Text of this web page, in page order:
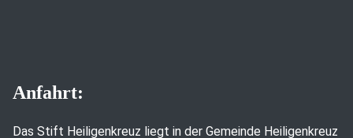
Anfahrt:
Das Stift Heiligenkreuz liegt in der Gemeinde Heiligenkreuz